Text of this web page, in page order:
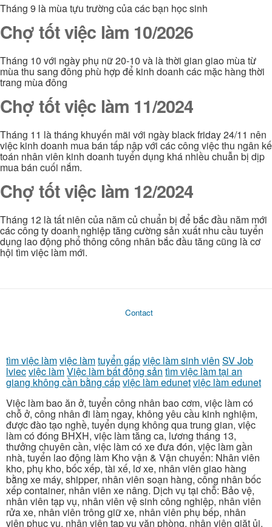
Tháng 9 là mùa tựu trường của các bạn học sinh
Chợ tốt việc làm 10/2026
Tháng 10 với ngày phụ nữ 20-10 và là thời gian giao mùa từ
mùa thu sang đông phù hợp để kinh doanh các mặc hàng thời
trang mùa đông
Chợ tốt việc làm 11/2024
Tháng 11 là tháng khuyến mãi với ngày black friday 24/11 nên
việc kinh doanh mua bán tấp nập với các công việc thu ngân kế
toán nhân viên kinh doanh tuyển dụng khá nhiều chuẫn bị dịp
mua bán cuối nắm.
Chợ tốt việc làm 12/2024
Tháng 12 là tất niên của năm củ chuẩn bị để bắc đầu năm mới
các công ty doanh nghiệp tăng cường sản xuất nhu cầu tuyển
dụng lao động phổ thông công nhân bắc đầu tăng cũng là cơ
hội tìm việc làm mới.
Contact
tìm việc làmviệc làmtuyển gấpviệc làm sinh viên SV Job
lviecviệc làmViệc làm bất động sản tìm việc làm tại an
giang không cần bằng cấpviệc làm edunetviệc làm edunet
Việc làm bao ăn ở, tuyển công nhân bao cơm, việc làm có
chỗ ở, công nhân đi làm ngay, không yêu cầu kinh nghiệm,
được đào tạo nghề, tuyển dụng không qua trung gian, việc
làm có đóng BHXH, việc làm tăng ca, lương tháng 13,
thưởng chuyên cần, việc làm có xe đưa đón, việc làm gần
nhà, tuyển lao động làm Kho vận & Vận chuyển: Nhân viên
kho, phụ kho, bốc xếp, tài xế, lơ xe, nhân viên giao hàng
bằng xe máy, shipper, nhân viên soạn hàng, công nhân bốc
xếp container, nhân viên xe nâng. Dịch vụ tại chỗ: Bảo vệ,
nhân viên tạp vụ, nhân viên vệ sinh công nghiệp, nhân viên
rửa xe, nhân viên trông giữ xe, nhân viên phụ bếp, nhân
viên phục vụ, nhân viên tạp vụ văn phòng, nhân viên giặt ủi.